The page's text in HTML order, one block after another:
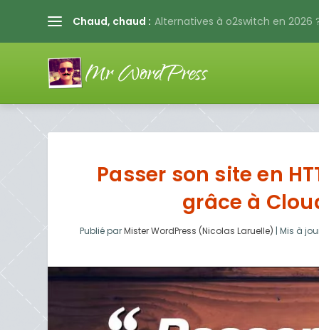
Chaud, chaud : Alternatives à o2switch en 2026
Passer son site en
grâce à
Publié parMister WordPress (Nicolas Laruelle) | Mis à